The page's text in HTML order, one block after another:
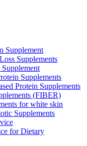
Supplement
Supplements
Supplements
Protein Supplements
(FIBER)
for white skin
Supplements
for Dietary